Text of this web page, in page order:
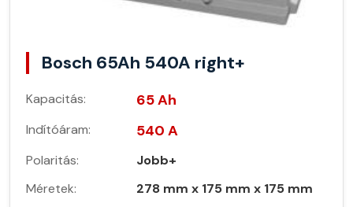
Bosch 65Ah 540A right+
Kapacitás: 65 Ah
Indítóáram: 540 A
Polaritás:
Jobb+
Méretek:
278 mm x 175 mm x 175 mm